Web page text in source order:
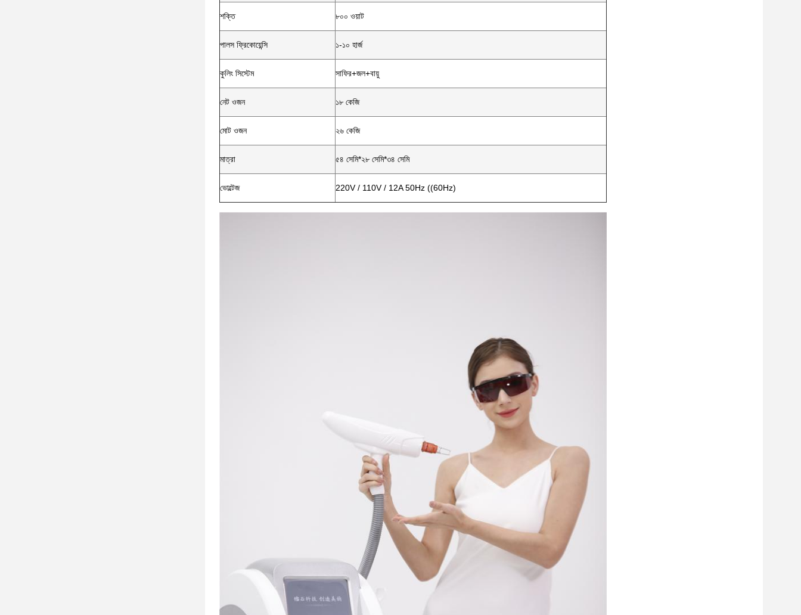
শক্তি ৮০০ ওয়াট
পালস ফ্রিকোয়েন্সি ১-১০ হার্জ
কুলিং সিস্টেম সাফির+জল+বায়ু
নেট ওজন ১৮ কেজি
মোট ওজন ২৬ কেজি
মাত্রা ৫৪ সেমি*২৮ সেমি*৩৪ সেমি
ভোল্টেজ 220V / 110V / 12A 50Hz ((60Hz)